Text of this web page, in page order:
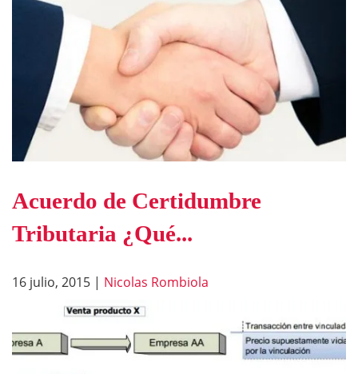
Acuerdo de Certidumbre
Tributaria ¿Qué...
16 julio, 2015 | Nicolas Rombiola